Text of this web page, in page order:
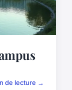
de lecture →